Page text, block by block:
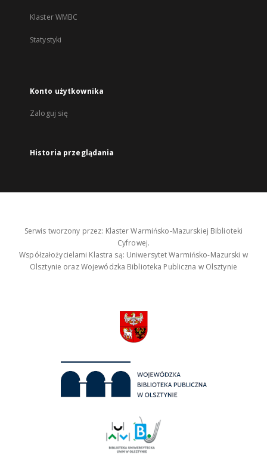
Klaster WMBC
Statystyki
Konto użytkownika
Zaloguj się
Historia przeglądania
Serwis tworzony przez: Klaster Warmińsko-Mazurskiej Biblioteki
Cyfrowej.
Współzałożycielami Klastra są: Uniwersytet Warmińsko-Mazurski w
Olsztynie oraz Wojewódzka Biblioteka Publiczna w Olsztynie